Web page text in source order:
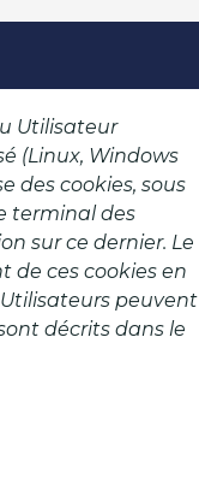
Utilisateur
(Linux, Windows
des cookies, sous
terminal des
sur ce dernier. Le
de ces cookies en
peuvent
décrits dans le